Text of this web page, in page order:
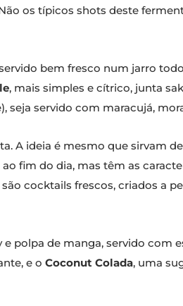
os típicos shots deste
bem fresco num jarro
, mais simples e cítrico, junta
seja servido com maracujá,
A ideia é mesmo que sirvam
fim do dia, mas têm as
cocktails frescos, criados a
e polpa de manga, servido com
e o Coconut Colada, uma